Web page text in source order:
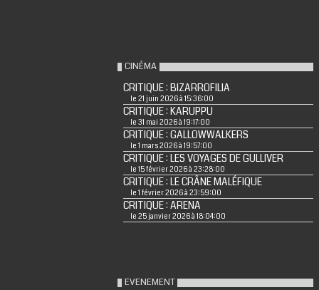
CINÉMA
CRITIQUE : BIZARROFILIA
le 21 juin 2026 à 15:36:00
CRITIQUE : KARUPPU
le 31 mai 2026 à 19:17:00
CRITIQUE : GALLOWWALKERS
le 1 mars 2026 à 19:57:00
CRITIQUE : LES VOYAGES DE GULLIVER
le 15 février 2026 à 23:28:00
CRITIQUE : LE CRÂNE MALÉFIQUE
le 1 février 2026 à 23:59:00
CRITIQUE : ARENA
le 25 janvier 2026 à 18:04:00
EVENEMENT